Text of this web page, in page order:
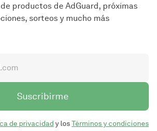
productos de AdGuard, próximas
sorteos y mucho más
Suscribirme
de privacidady losTérminos y condiciones